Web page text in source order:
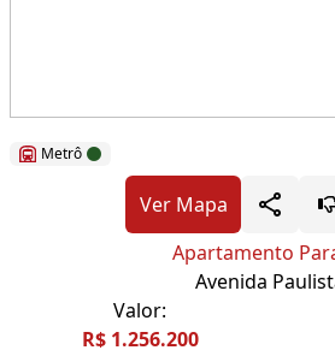
Metrô
Ver Mapa
Apartamento
Avenida
Valor:
R$ 1.256.200